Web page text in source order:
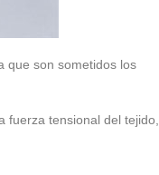
que son sometidos los
fuerza tensional del tejido,